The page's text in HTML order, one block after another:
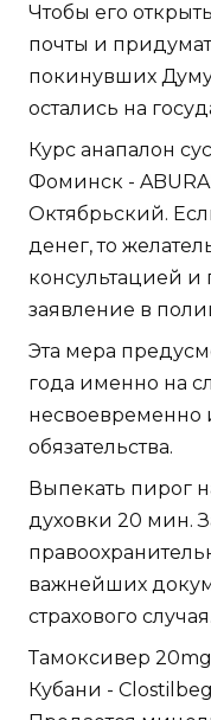
Чтобы его
почты и
покинувших Думу
остались на
Курс анапалон
Фоминск -
Октябрьский.
денег, то
консультацией и
заявление в
Эта мера
года именно на
несвоевременно
обязательства.
Выпекать пирог
духовки 20 мин.
важнейших
страхового случая.
Тамоксивер
Кубани -